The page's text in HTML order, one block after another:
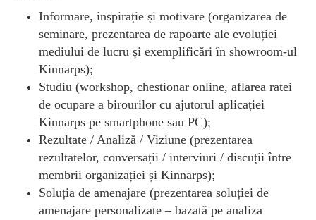
Informare, inspirație și motivare (organizarea de
seminare, prezentarea de rapoarte ale evoluției
mediului de lucru și exemplificări în showroom-ul
Kinnarps);
Studiu (workshop, chestionar online, aflarea ratei
de ocupare a birourilor cu ajutorul aplicației
Kinnarps pe smartphone sau PC);
Rezultate / Analiză / Viziune (prezentarea
rezultatelor, conversații / interviuri / discuții între
membrii organizației și Kinnarps);
Soluția de amenajare (prezentarea soluției de
amenajare personalizate – bazată pe analiza